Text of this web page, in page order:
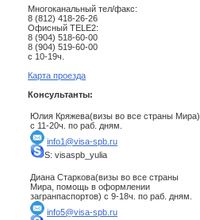
Многоканальный тел/факс:
8 (812) 418-26-26
Офисный TELE2:
8 (904) 518-60-00
8 (904) 519-60-00
с 10-19ч.
Карта проезда
Консультанты:
Юлия Кряжева(визы во все страны Мира)
с 11-20ч. по раб. дням.
info1@visa-spb.ru
S: visaspb_yulia
Диана Старкова(визы во все страны
Мира, помощь в оформлении
загранпаспортов) с 9-18ч. по раб. дням.
info5@visa-spb.ru